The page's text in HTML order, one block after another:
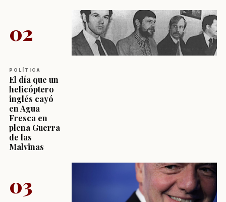
02
POLÍTICA
El día que un
helicóptero
inglés cayó
en Agua
Fresca en
plena Guerra
de las
Malvinas
03